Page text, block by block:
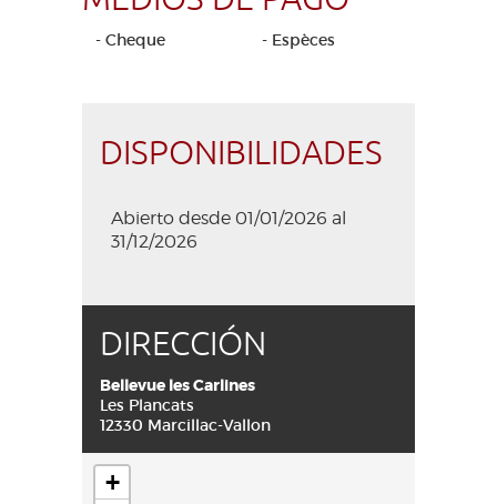
- Cheque - Espèces
DISPONIBILIDADES
Abierto desde 01/01/2026 al
31/12/2026
DIRECCIÓN
Bellevue les Carlines
Les Plancats
12330 Marcillac-Vallon
+